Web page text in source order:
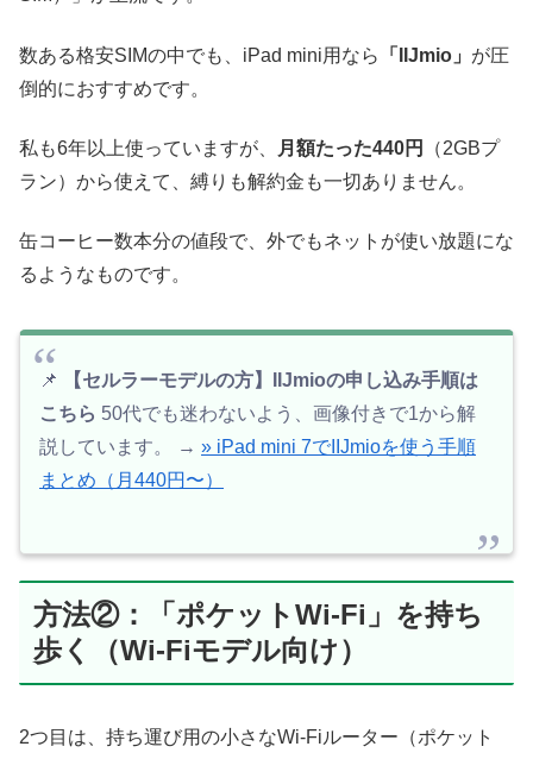
数ある格安SIMの中でも、iPad mini用なら 「IIJmio」 が圧
倒的におすすめです。
私も6年以上使っていますが、 月額たった440円
（2GBプ
ラン）から使えて、縛りも解約金も一切ありません。
缶コーヒー数本分の値段で、外でもネットが使い放題にな
るようなものです。
📌
【セルラーモデルの方】IIJmioの申し込み手順は
こちら 50代でも迷わないよう、画像付きで1から解
説しています。 → » iPad mini 7でIIJmioを使う手順
まとめ（月440円〜）
方法②：「ポケットWi-Fi」を持ち
歩く（Wi-Fiモデル向け）
2つ目は、持ち運び用の小さなWi-Fiルーター（ポケット